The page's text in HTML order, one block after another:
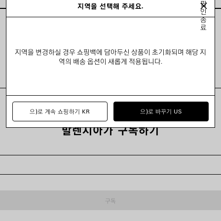
모두 보기
발렌시아가 구독하기
구독
지역을 선택해 주세요.
팝
인
종
료
지역을 변경하실 경우 쇼핑백에 담아두신 상품이 초기화되며 해당 지
역의 배송 옵션이 새롭게 적용됩니다.
으)로 계속 쇼핑하기 KR 으)로 바꾸기 US